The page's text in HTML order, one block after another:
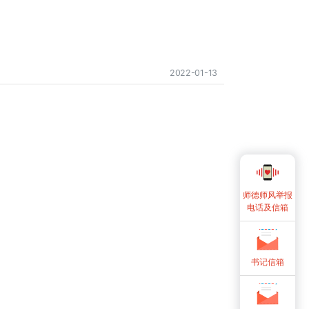
2022-01-13
师德师风举报
电话及信箱
书记信箱